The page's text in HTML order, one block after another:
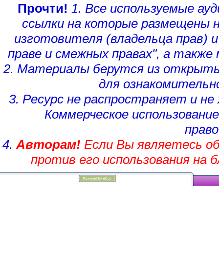
Прочти! 1. Все используемые
ссылки на которые размещены
изготовителя (владельца прав)
праве и смежных правах", а
2. Материалы берутся из
для
3. Ресурс не распространяет и
Коммерческое
4. Авторам!Если Вы являетесь
против его использования на